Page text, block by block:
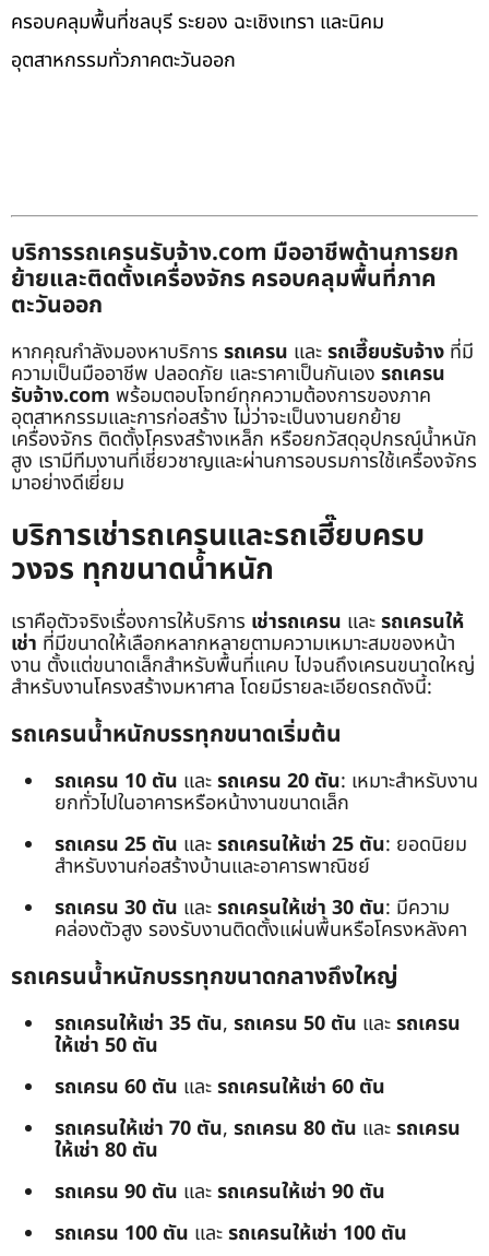
ครอบคลุมพื้นที่ชลบุรี ระยอง ฉะเชิงเทรา และนิคม
อุตสาหกรรมทั่วภาคตะวันออก
บริการรถเครนรับจ้าง.com มืออาชีพด้านการยก
ย้ายและติดตั้งเครื่องจักร ครอบคลุมพื้นที่ภาค
ตะวันออก
หากคุณกำลังมองหาบริการ รถเครน และรถเฮี๊ยบรับจ้าง ที่มี
ความเป็นมืออาชีพ ปลอดภัย และราคาเป็นกันเอง รถเครน
รับจ้าง.com พร้อมตอบโจทย์ทุกความต้องการของภาค
อุตสาหกรรมและการก่อสร้าง ไม่ว่าจะเป็นงานยกย้าย
เครื่องจักร ติดตั้งโครงสร้างเหล็ก หรือยกวัสดุอุปกรณ์น้ำหนัก
สูง เรามีทีมงานที่เชี่ยวชาญและผ่านการอบรมการใช้เครื่องจักร
มาอย่างดีเยี่ยม
บริการเช่ารถเครนและรถเฮี๊ยบครบ
วงจร ทุกขนาดน้ำหนัก
เราคือตัวจริงเรื่องการให้บริการ เช่ารถเครน และรถเครนให้
เช่า ที่มีขนาดให้เลือกหลากหลายตามความเหมาะสมของหน้า
งาน ตั้งแต่ขนาดเล็กสำหรับพื้นที่แคบ ไปจนถึงเครนขนาดใหญ่
สำหรับงานโครงสร้างมหาศาล โดยมีรายละเอียดรถดังนี้:
รถเครนน้ำหนักบรรทุกขนาดเริ่มต้น
รถเครน 10 ตัน และรถเครน 20 ตัน: เหมาะสำหรับงาน
ยกทั่วไปในอาคารหรือหน้างานขนาดเล็ก
รถเครน 25 ตัน และรถเครนให้เช่า 25 ตัน: ยอดนิยม
สำหรับงานก่อสร้างบ้านและอาคารพาณิชย์
รถเครน 30 ตัน และรถเครนให้เช่า 30 ตัน: มีความ
คล่องตัวสูง รองรับงานติดตั้งแผ่นพื้นหรือโครงหลังคา
รถเครนน้ำหนักบรรทุกขนาดกลางถึงใหญ่
รถเครนให้เช่า 35 ตัน, รถเครน 50 ตัน และรถเครน
ให้เช่า 50 ตัน
รถเครน 60 ตัน และรถเครนให้เช่า 60 ตัน
รถเครนให้เช่า 70 ตัน, รถเครน 80 ตัน และรถเครน
ให้เช่า 80 ตัน
รถเครน 90 ตัน และรถเครนให้เช่า 90 ตัน
รถเครน 100 ตัน และรถเครนให้เช่า 100 ตัน